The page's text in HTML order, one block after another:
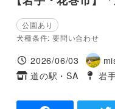
公園あり
犬種条件: 要問い合わせ
投稿日
2026/06/03
著
者
タグ
道の駅・SA
タグ
岩